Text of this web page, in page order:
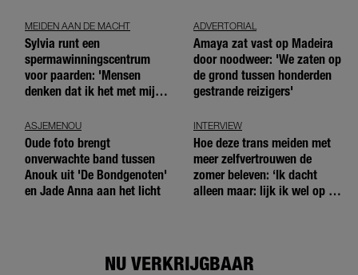
MEIDEN AAN DE MACHT
Sylvia runt een
spermawinningscentrum
voor paarden: 'Mensen
denken dat ik het met mijn
ADVERTORIAL
Amaya zat vast op Madeira
door noodweer: 'We zaten op
de grond tussen honderden
gestrande reizigers'
ASJEMENOU
Oude foto brengt
onverwachte band tussen
Anouk uit 'De Bondgenoten'
en Jade Anna aan het licht
INTERVIEW
Hoe deze trans meiden met
meer zelfvertrouwen de
zomer beleven: ‘Ik dacht
alleen maar: lijk ik wel op de
NU VERKRIJGBAAR